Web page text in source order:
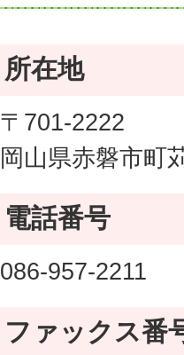
所在地
〒701-2222
岡山県赤磐市町
電話番号
086-957-2211
ファックス番